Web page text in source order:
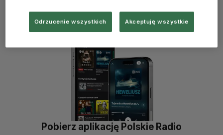
Pobierz aplikację Polskie Radio
Odrzucenie wszystkich Akceptuję wszystkie